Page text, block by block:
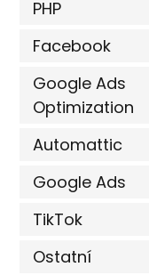
PHP
Facebook
Google Ads
Optimization
Automattic
Google Ads
TikTok
Ostatní